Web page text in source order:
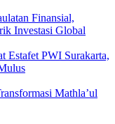
Finansial,
Investasi Global
Estafet PWI Surakarta,
Mathla’ul